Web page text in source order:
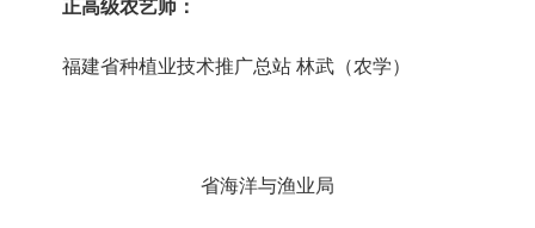
正高级农艺师 ：
福建省种植业技术推广总站 林武（农学）
省海洋与渔业局